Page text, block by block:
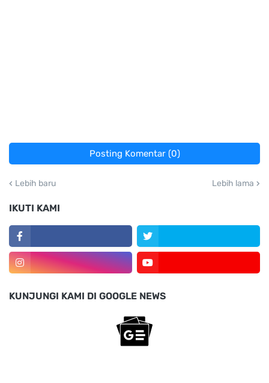
Posting Komentar (0)
Lebih baru Lebih lama
IKUTI KAMI
KUNJUNGI KAMI DI GOOGLE NEWS